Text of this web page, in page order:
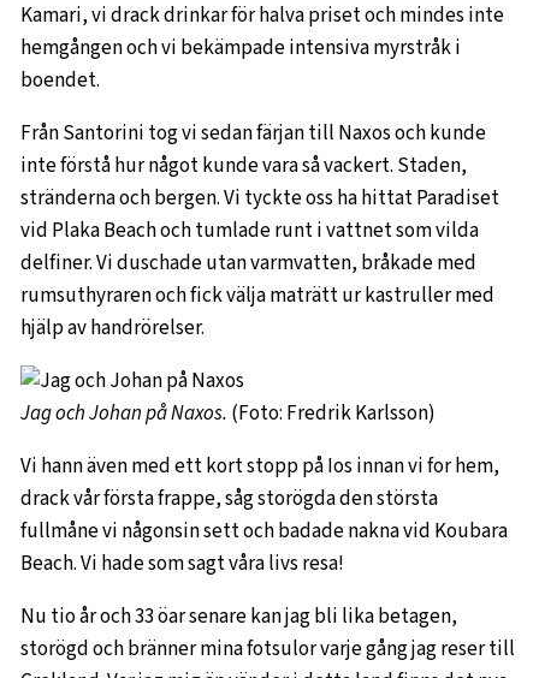
Kamari, vi drack drinkar för halva priset och mindes inte
hemgången och vi bekämpade intensiva myrstråk i
boendet.
Från Santorini tog vi sedan färjan till Naxos och kunde
inte förstå hur något kunde vara så vackert. Staden,
stränderna och bergen. Vi tyckte oss ha hittat Paradiset
vid Plaka Beach och tumlade runt i vattnet som vilda
delfiner. Vi duschade utan varmvatten, bråkade med
rumsuthyraren och fick välja maträtt ur kastruller med
hjälp av handrörelser.
Jag och Johan på Naxos. (Foto: Fredrik Karlsson)
Vi hann även med ett kort stopp på Ios innan vi for hem,
drack vår första frappe, såg storögda den största
fullmåne vi någonsin sett och badade nakna vid Koubara
Beach. Vi hade som sagt våra livs resa!
Nu tio år och 33 öar senare kan jag bli lika betagen,
storögd och bränner mina fotsulor varje gång jag reser till